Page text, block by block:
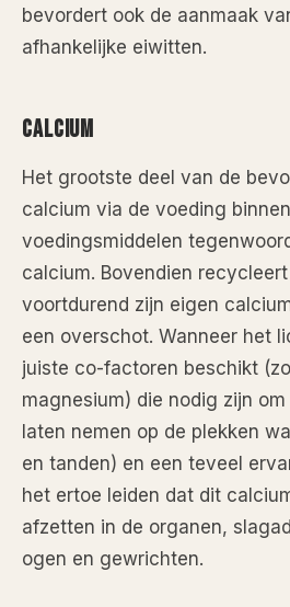
bevordert ook de aanmaak
afhankelijke eiwitten.
CALCIUM
Het grootste deel van de
calcium via de voeding
voedingsmiddelen
calcium. Bovendien
voortdurend zijn eigen
een overschot. Wanneer het
juiste co-factoren beschikt
magnesium) die nodig zijn
laten nemen op de plekken
en tanden) en een teveel
het ertoe leiden dat dit
afzetten in de organen,
ogen en gewrichten.